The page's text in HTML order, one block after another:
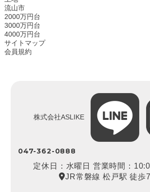
流山市
2000万円台
3000万円台
4000万円台
サイトマップ
会員規約
株式会社ASLIKE
047-362-0888
定休日：水曜日 営業時間：
JR常磐線 松戸駅 徒歩